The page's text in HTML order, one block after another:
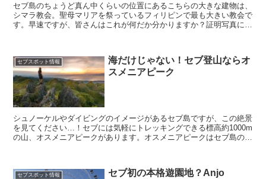
セブ島のちょうど真ん中くらいの位置にあるこちらの大きな建物は、
シマラ教会。聖母マリアを祭っているフィリピンで最も大きい教会で
す。早速ですが、皆さんはこれが何だか分かりますか？証明写真に手
セブスポット情報
海だけじゃない！セブ登山ならオ
スメニアピーク
シュノーケルやダイビングのイメージがあるセブ島ですが、この絶景
を見てください…！セブには気軽にトレッキングできる標高約1000m
の山、オスメニアピークがあります。オスメニアピークはセブ島の中
セブスポット情報
セブ初の本格遊園地？Anjo